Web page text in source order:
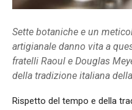
Sette botaniche e un
artigianale danno vita a
fratelli Raoul e Douglas
della tradizione italiana
Rispetto del tempo e della